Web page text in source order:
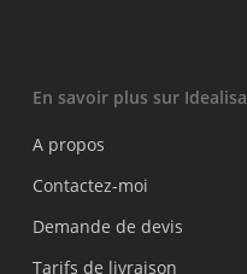
En savoir plus sur Idealisa
A propos
Contactez-moi
Demande de devis
Tarifs de livraison